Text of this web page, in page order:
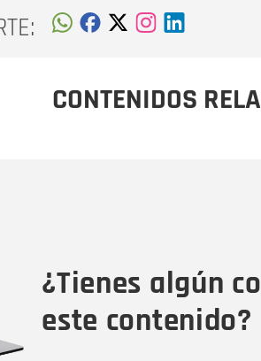
CONTENIDOS
¿Tienes algún
este contenido?